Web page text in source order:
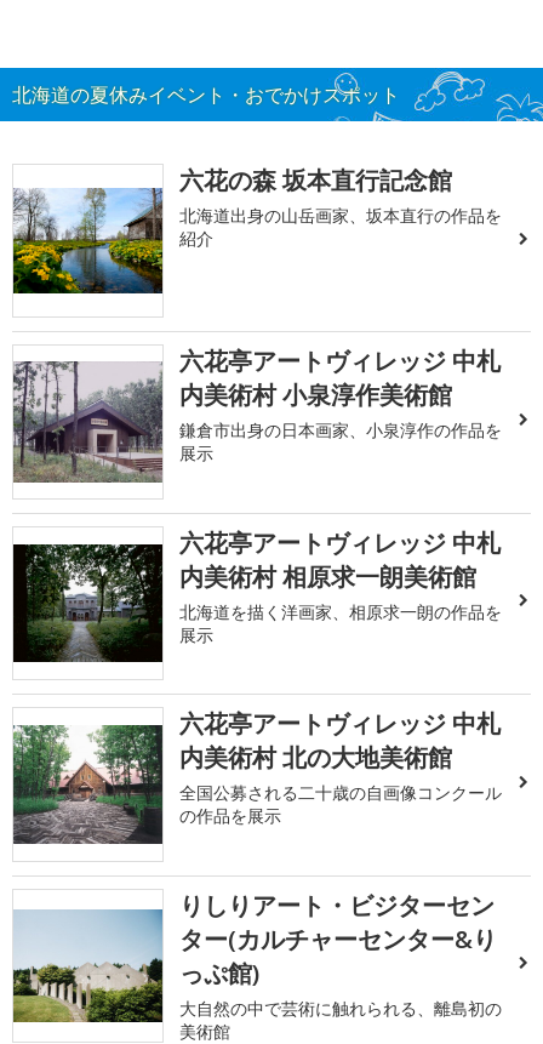
北海道の夏休みイベント・おでかけスポット
六花の森 坂本直行記念館
北海道出身の山岳画家、坂本直行の作品を
紹介
六花亭アートヴィレッジ 中札
内美術村 小泉淳作美術館
鎌倉市出身の日本画家、小泉淳作の作品を
展示
六花亭アートヴィレッジ 中札
内美術村 相原求一朗美術館
北海道を描く洋画家、相原求一朗の作品を
展示
六花亭アートヴィレッジ 中札
内美術村 北の大地美術館
全国公募される二十歳の自画像コンクール
の作品を展示
りしりアート・ビジターセン
ター(カルチャーセンター&り
っぷ館)
大自然の中で芸術に触れられる、離島初の
美術館